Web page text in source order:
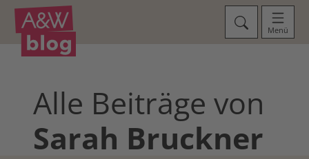
Menü
Alle Beiträge von
Sarah Bruckner